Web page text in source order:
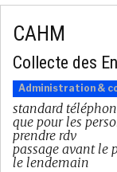
CAHM
Collecte des
Administration &
standard
que pour les
prendre rdv
passage avant le
le lendemain